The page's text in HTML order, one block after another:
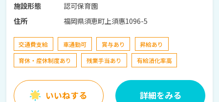
施設形態
認可保育園
住所
福岡県須恵町上須惠1096-5
交通費支給 車通勤可 賞与あり
昇給あり
育休・産休制度あり
残業手当あり 有給消化率高
いいねする 詳細をみる